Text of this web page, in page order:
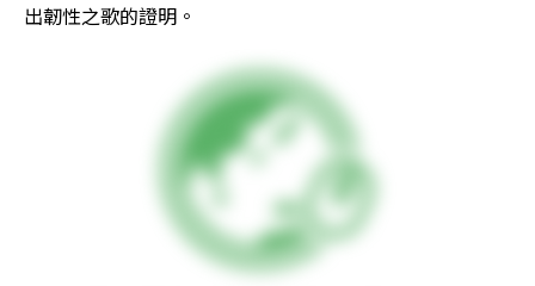
出韌性之歌的證明。